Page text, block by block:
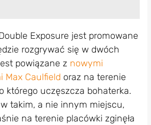
Exposure jest promowane
rozgrywać się w dwóch
powiązane z nowymi
Max Caulfield oraz na terenie
którego uczęszcza bohaterka.
takim, a nie innym miejscu,
na terenie placówki zginęła